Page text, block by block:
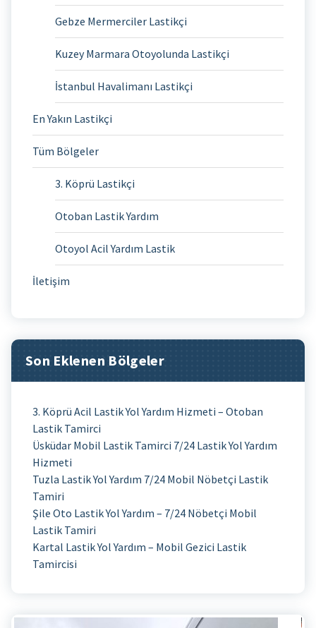
Gebze Mermerciler Lastikçi
Kuzey Marmara Otoyolunda Lastikçi
İstanbul Havalimanı Lastikçi
En Yakın Lastikçi
Tüm Bölgeler
3. Köprü Lastikçi
Otoban Lastik Yardım
Otoyol Acil Yardım Lastik
İletişim
Son Eklenen Bölgeler
3. Köprü Acil Lastik Yol Yardım Hizmeti – Otoban
Lastik Tamirci
Üsküdar Mobil Lastik Tamirci 7/24 Lastik Yol Yardım
Hizmeti
Tuzla Lastik Yol Yardım 7/24 Mobil Nöbetçi Lastik
Tamiri
Şile Oto Lastik Yol Yardım – 7/24 Nöbetçi Mobil
Lastik Tamiri
Kartal Lastik Yol Yardım – Mobil Gezici Lastik
Tamircisi